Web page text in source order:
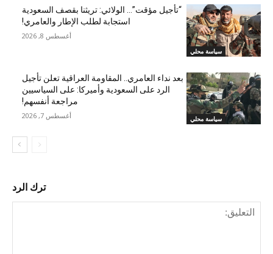
سياسة محلي
“تأجيل مؤقت”… الولائي: تريثنا بقصف السعودية
استجابة لطلب الإطار والعامري!
أغسطس 8, 2026
سياسة محلي
بعد نداء العامري.. المقاومة العراقية تعلن تأجيل
الرد على السعودية وأميركا: على السياسيين
مراجعة أنفسهم!
أغسطس 7, 2026
ترك الرد